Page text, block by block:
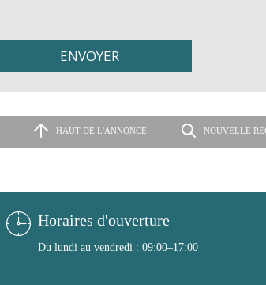
HAUT DE L'ANNONCE NOUVELLE
Horaires d'ouverture
Du lundi au vendredi : 09:00–17:00